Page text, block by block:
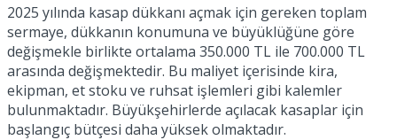
2025 yılında kasap dükkanı açmak için gereken toplam
sermaye, dükkanın konumuna ve büyüklüğüne göre
değişmekle birlikte ortalama 350.000 TL ile 700.000 TL
arasında değişmektedir. Bu maliyet içerisinde kira,
ekipman, et stoku ve ruhsat işlemleri gibi kalemler
bulunmaktadır. Büyükşehirlerde açılacak kasaplar için
başlangıç bütçesi daha yüksek olmaktadır.